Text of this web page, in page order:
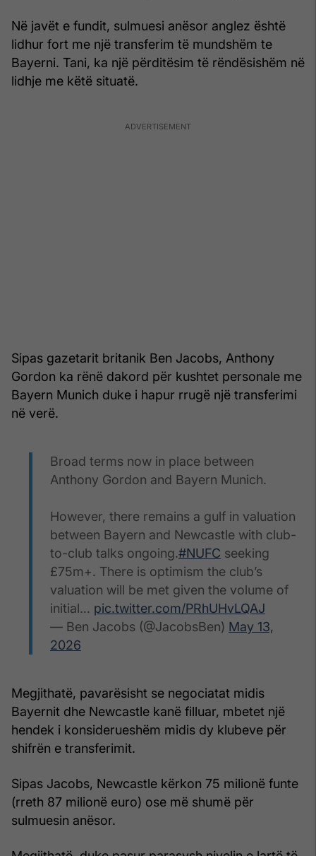
Në javët e fundit, sulmuesi anësor anglez është
lidhur fort me një transferim të mundshëm te
Bayerni. Tani, ka një përditësim të rëndësishëm në
lidhje me këtë situatë.
Sipas gazetarit britanik Ben Jacobs, Anthony
Gordon ka rënë dakord për kushtet personale me
Bayern Munich duke i hapur rrugë një transferimi
në verë.
Broad terms now in place between
Anthony Gordon and Bayern Munich.
However, there remains a gulf in valuation
between Bayern and Newcastle with club-
to-club talks ongoing.#NUFC seeking
£75m+. There is optimism the club’s
valuation will be met given the volume of
initial… pic.twitter.com/PRhUHvLQAJ
— Ben Jacobs (@JacobsBen) May 13,
2026
Megjithatë, pavarësisht se negociatat midis
Bayernit dhe Newcastle kanë filluar, mbetet një
hendek i konsiderueshëm midis dy klubeve për
shifrën e transferimit.
Sipas Jacobs, Newcastle kërkon 75 milionë funte
(rreth 87 milionë euro) ose më shumë për
sulmuesin anësor.